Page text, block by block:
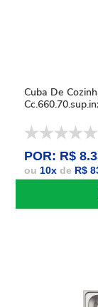
Cuba De
POR: R$
ou 10x de R$